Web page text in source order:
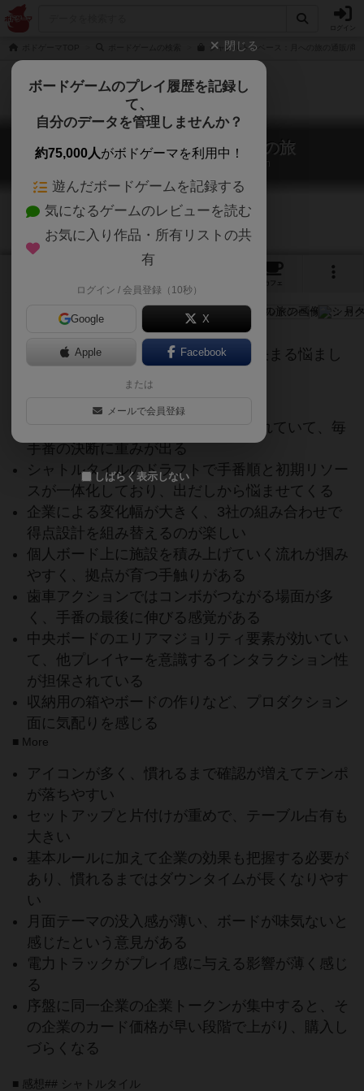
シャクルトンベース：月への旅の通販/商
シャクルトンベース：月への旅
Shackleton Base: A Journey to the Moon
カフェ
手番順も資源もワーカー色も、1枚で決まる悩まし
さを味わう「シャクルトン・ベース」
6手番×3ラウンドの計18手番に絞られていて、毎
手番の決断に重みが出る
シャトルタイルのドラフトで手番順と初期リソー
スが一体化しており、出だしから悩ませてくる
企業による変化幅が大きく、3社の組み合わせで
得点設計を組み替えるのが楽しい
個人ボード上に施設を積み上げていく流れが掴み
やすく、拠点が育つ手触りがある
歯車アクションではコンボがつながる場面が多
く、手番の最後に伸びる感覚がある
中央ボードのエリアマジョリティ要素が効いてい
て、他プレイヤーを意識するインタラクション性
が担保されている
収納用の箱やボードの作りなど、プロダクション
面に気配りを感じる
■ More
アイコンが多く、慣れるまで確認が増えてテンポ
が落ちやすい
セットアップと片付けが重めで、テーブル占有も
大きい
基本ルールに加えて企業の効果も把握する必要が
あり、慣れるまではダウンタイムが長くなりやす
い
月面テーマの没入感が薄い、ボードが味気ないと
感じたという意見がある
電力トラックがプレイ感に与える影響が薄く感じ
る
序盤に同一企業の企業トークンが集中すると、そ
の企業のカード価格が早い段階で上がり、購入し
づらくなる
■ 感想## シャトルタイル
閉じる
ボードゲームのプレイ履歴を記録し
て、
自分のデータを管理しませんか？
約75,000人がボドゲーマを利用中！
遊んだボードゲームを記録する
気になるゲームのレビューを読む
お気に入り作品・所有リストの共
有
ログイン / 会員登録（10秒）
Google X
Apple Facebook
または
メールで会員登録
しばらく表示しない